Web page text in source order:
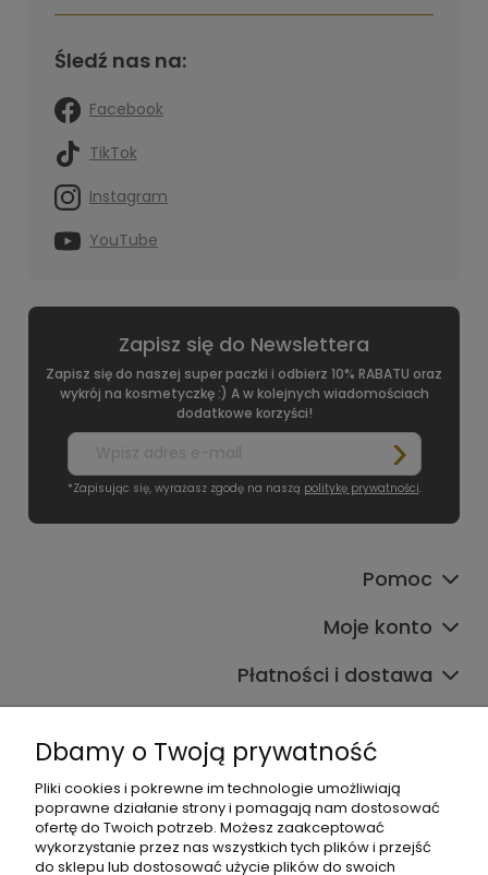
Śledź nas na:
Facebook
TikTok
Instagram
YouTube
Zapisz się do Newslettera
Zapisz się do naszej super paczki i odbierz 10% RABATU oraz
wykrój na kosmetyczkę :) A w kolejnych wiadomościach
dodatkowe korzyści!
*Zapisując się, wyrażasz zgodę na naszą politykę prywatności.
Pomoc
Moje konto
Płatności i dostawa
Dbamy o Twoją prywatność
Pliki cookies i pokrewne im technologie umożliwiają
poprawne działanie strony i pomagają nam dostosować
ofertę do Twoich potrzeb. Możesz zaakceptować
wykorzystanie przez nas wszystkich tych plików i przejść
do sklepu lub dostosować użycie plików do swoich